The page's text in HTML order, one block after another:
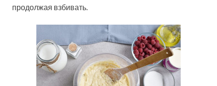
продолжая взбивать.